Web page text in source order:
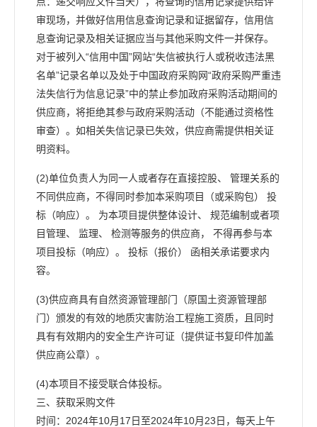
审现场，并做好信用信息查询记录和证据留存，信用信
息查询记录及相关证据应当与其他采购文件一并保存。
对于被列入“信用中国”网站“失信被执行人或税收违法黑
名单”记录名单以及处于中国政府采购网“政府采购严重违
法失信行为信息记录”中的禁止参加政府采购活动期间的
供应商，将拒绝其参与政府采购活动（不能通过资格性
审查）。如相关失信记录已失效，供应商需提供相关证
明资料。
(2)单位负责人为同一人或者存在直接控股、 管理关系的
不同供应商，不得同时参加本采购项目（或采购包） 投
标（响应）。 为本项目提供整体设计、 规范编制或者项
目管理、 监理、 检测等服务的供应商， 不得再参与本
项目投标（响应）。 投标（报价） 函相关承诺要求内
容。
(3)供应商具有自然资源管理部门（原国土资源管理部
门）颁发的有效的地质灾害防治工程施工资质，且同时
具有有效期内的安全生产许可证（提供证书复印件加盖
供应商公章）。
(4)本项目不接受联合体投标。
三、获取采购文件
时间：2024年10月17日至2024年10月23日，每天上午